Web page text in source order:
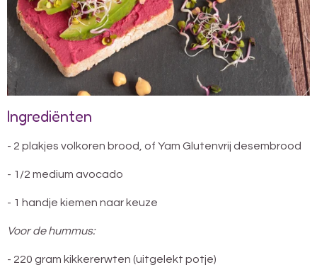
Ingrediënten
- 2 plakjes volkoren brood, of Yam Glutenvrij desembrood
- 1/2 medium avocado
- 1 handje kiemen naar keuze
Voor de hummus:
- 220 gram kikkererwten (uitgelekt potje)